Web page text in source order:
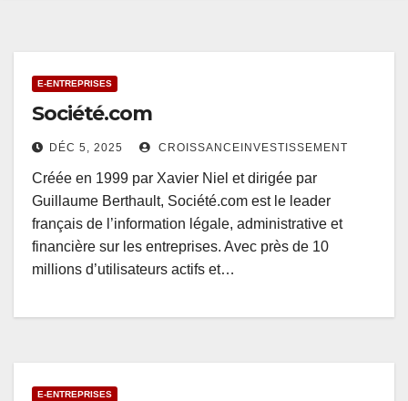
E-ENTREPRISES
Société.com
DÉC 5, 2025 CROISSANCEINVESTISSEMENT
Créée en 1999 par Xavier Niel et dirigée par
Guillaume Berthault, Société.com est le leader
français de l’information légale, administrative et
financière sur les entreprises. Avec près de 10
millions d’utilisateurs actifs et…
E-ENTREPRISES